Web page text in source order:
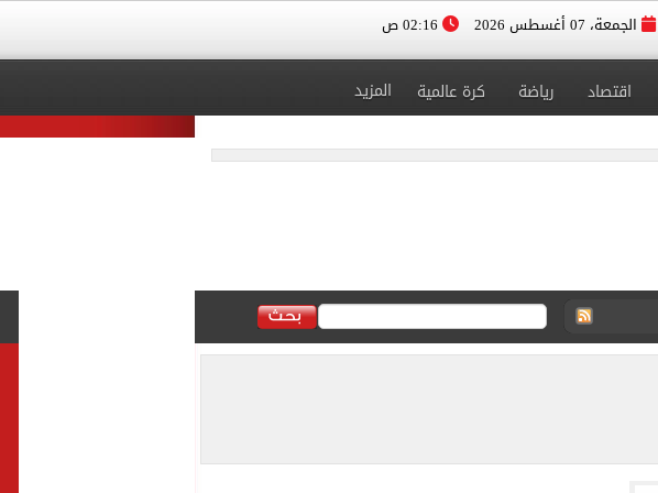
الجمعة، 07 أغسطس 2026
اقتصاد رياضة كرة عالمية المزيد